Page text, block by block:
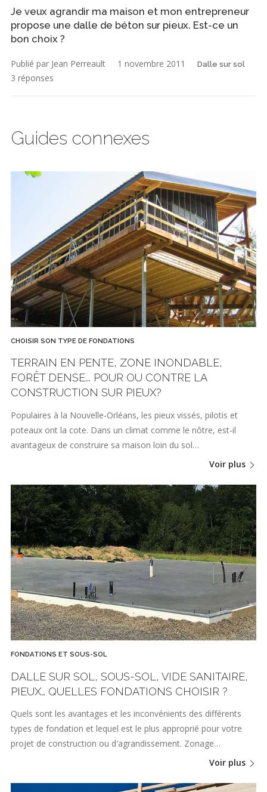
Je veux agrandir ma maison et mon entrepreneur
propose une dalle de béton sur pieux. Est-ce un
bon choix ?
Publié par Jean Perreault 1 novembre 2011 Dalle sur sol
3 réponses
Guides connexes
CHOISIR SON TYPE DE FONDATIONS
TERRAIN EN PENTE, ZONE INONDABLE,
FORÊT DENSE... POUR OU CONTRE LA
CONSTRUCTION SUR PIEUX?
Populaires à la Nouvelle-Orléans, les pieux vissés, pilotis et
poteaux ont la cote. Dans un climat comme le nôtre, est-il
avantageux de construire sa maison loin du sol…
Voir plus
FONDATIONS ET SOUS-SOL
DALLE SUR SOL, SOUS-SOL, VIDE SANITAIRE,
PIEUX… QUELLES FONDATIONS CHOISIR ?
Quels sont les avantages et les inconvénients des différents
types de fondation et lequel est le plus approprié pour votre
projet de construction ou d'agrandissement. Zonage…
Voir plus